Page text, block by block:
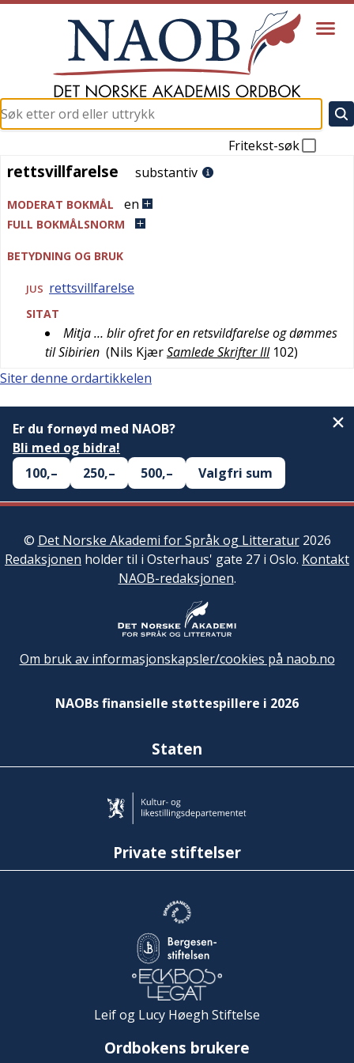
Fritekst-søk
rettsvillfarelse
rettsvillfarelse substantiv
MODERAT BOKMÅL en
FULL BOKMÅLSNORM
BETYDNING OG BRUK
JUS rettsvillfarelse
SITAT
Mitja … blir ofret for en retsvildfarelse og dømmes
til Sibirien (Nils KjærSamlede Skrifter III 102)
Siter denne ordartikkelen
Er du fornøyd med NAOB?
Bli med og bidra!
100,–
250,– 500,– Valgfri sum
© Det Norske Akademi for Språk og Litteratur2026
Redaksjonen holder til i Osterhaus' gate 27 i Oslo. Kontakt
NAOB-redaksjonen.
Om bruk av informasjonskapsler/cookies på naob.no
NAOBs finansielle støttespillere i 2026
Staten
Private stiftelser
Leif og Lucy Høegh Stiftelse
Ordbokens brukere